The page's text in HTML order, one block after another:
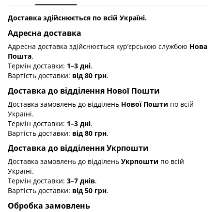
Доставка здійснюється по всій Україні.
Адресна доставка
Адресна доставка здійснюється кур’єрською службою Нова
Пошта.
Термін доставки: 1–3 дні.
Вартість доставки: від 80 грн.
Доставка до відділення Нової Пошти
Доставка замовлень до відділень Нової Пошти по всій
Україні.
Термін доставки: 1–3 дні.
Вартість доставки: від 80 грн.
Доставка до відділення Укрпошти
Доставка замовлень до відділень Укрпошти по всій
Україні.
Термін доставки: 3–7 днів.
Вартість доставки: від 50 грн.
Обробка замовлень